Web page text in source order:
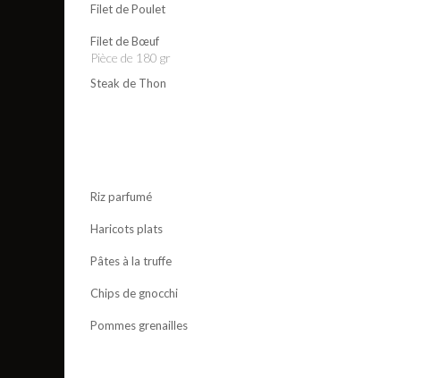
Filet de Poulet
Filet de Bœuf
Pièce de 180 gr
Steak de Thon
Riz parfumé
Haricots plats
Pâtes à la truffe
Chips de gnocchi
Pommes grenailles